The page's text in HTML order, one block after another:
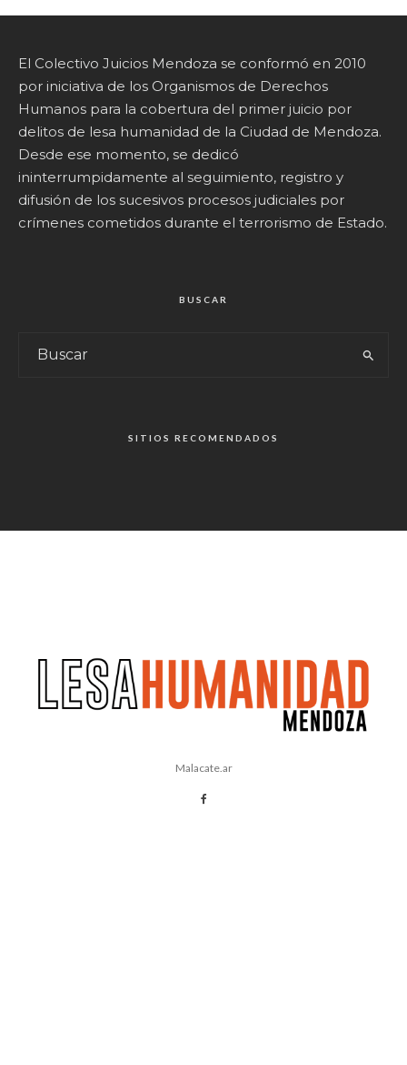
El Colectivo Juicios Mendoza se conformó en 2010
por iniciativa de los Organismos de Derechos
Humanos para la cobertura del primer juicio por
delitos de lesa humanidad de la Ciudad de Mendoza.
Desde ese momento, se dedicó
ininterrumpidamente al seguimiento, registro y
difusión de los sucesivos procesos judiciales por
crímenes cometidos durante el terrorismo de Estado.
BUSCAR
SITIOS RECOMENDADOS
Malacate.ar